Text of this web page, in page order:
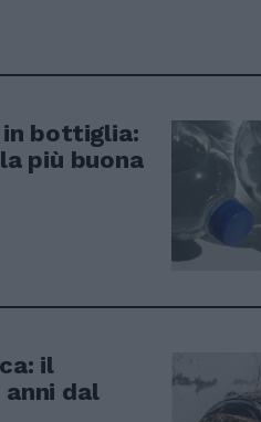
in bottiglia:
più buona
il
anni dal